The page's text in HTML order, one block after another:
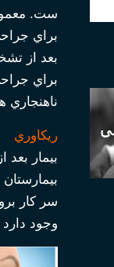
ست.
براي
بعد از
ريكاوري
بيمار
وجود